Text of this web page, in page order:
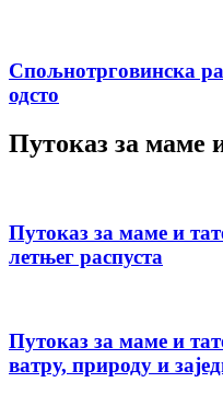
Спољнотрговинска
одсто
Путоказ за маме
Путоказ за маме и
летњег распуста
Путоказ за маме и
ватру, природу и